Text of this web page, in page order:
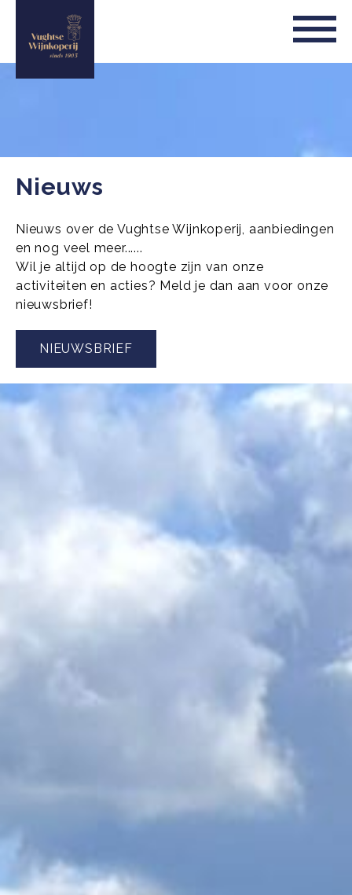
Nieuws
Nieuws over de Vughtse Wijnkoperij, aanbiedingen
en nog veel meer......
Wil je altijd op de hoogte zijn van onze
activiteiten en acties? Meld je dan aan voor onze
nieuwsbrief!
NIEUWSBRIEF